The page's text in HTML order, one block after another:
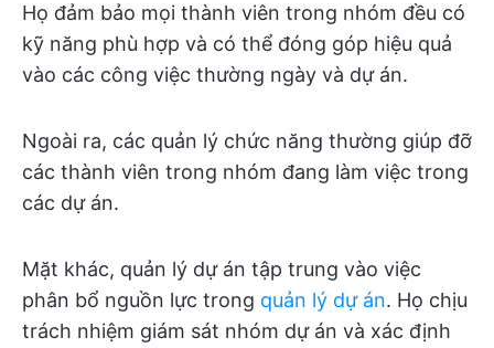
Họ đảm bảo mọi thành viên trong nhóm đều có
kỹ năng phù hợp và có thể đóng góp hiệu quả
vào các công việc thường ngày và dự án.
Ngoài ra, các quản lý chức năng thường giúp đỡ
các thành viên trong nhóm đang làm việc trong
các dự án.
Mặt khác, quản lý dự án tập trung vào việc
phân bổ nguồn lực trong quản lý dự án. Họ chịu
trách nhiệm giám sát nhóm dự án và xác định